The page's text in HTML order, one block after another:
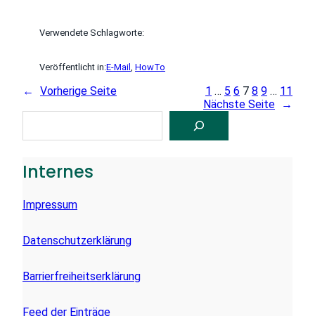
Verwendete Schlagworte:
Veröffentlicht in:E-Mail , HowTo
← Vorherige Seite 1 … 5 6 7 8 9 … 11
Nächste Seite
→
C
Internes
Impressum
Datenschutzerklärung
Barrierfreiheitserklärung
Feed der Einträge